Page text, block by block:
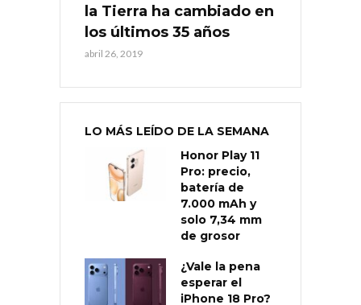
la Tierra ha cambiado en
los últimos 35 años
abril 26, 2019
LO MÁS LEÍDO DE LA SEMANA
Honor Play 11
Pro: precio,
batería de
7.000 mAh y
solo 7,34 mm
de grosor
¿Vale la pena
esperar el
iPhone 18 Pro?